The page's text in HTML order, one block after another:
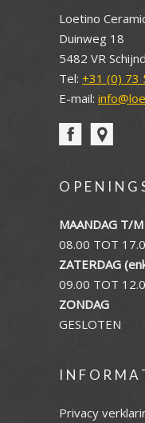
Loetino
Duinweg 18
5482 VR
Tel: +31 (0) 73
E-mail:
MAANDAG T/M
08.00 TOT
ZATERDAG
09.00 TOT
ZONDAG
GESLOTEN
Privacy